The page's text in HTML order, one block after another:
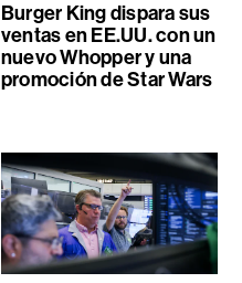
Burger King dispara sus
ventas en EE.UU. con un
nuevo Whopper y una
promoción de Star Wars